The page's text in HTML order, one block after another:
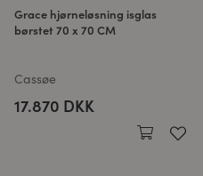
Grace hjørneløsning isglas
børstet 70 x 70 CM
Cassøe
17.870 DKK